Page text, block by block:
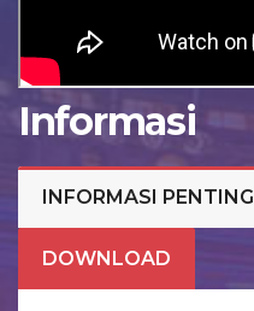
Informasi
INFORMASI PENTING
DOWNLOAD